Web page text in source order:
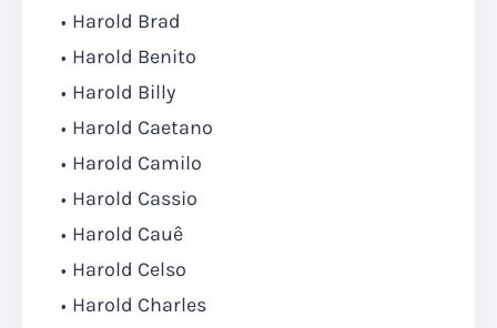
Harold Brad
Harold Benito
Harold Billy
Harold Caetano
Harold Camilo
Harold Cassio
Harold Cauê
Harold Celso
Harold Charles